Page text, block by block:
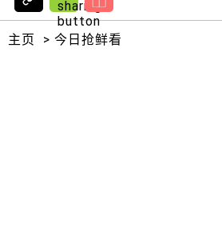
主页 > 今日抢鲜看